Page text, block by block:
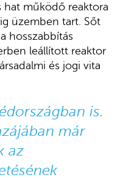
hat működő reaktora
üzemben tart. Sőt
hosszabbítás
leállított reaktor
és jogi vita
is.
már
az